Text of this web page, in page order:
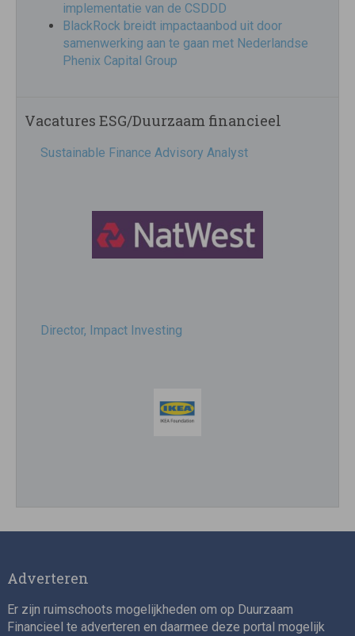
implementatie van de CSDDD
BlackRock breidt impactaanbod uit door
samenwerking aan te gaan met Nederlandse
Phenix Capital Group
Vacatures ESG/Duurzaam financieel
Sustainable Finance Advisory Analyst
Director, Impact Investing
Impact consultant (manager)
Adverteren
Er zijn ruimschoots mogelijkheden om op Duurzaam
Financieel te adverteren en daarmee deze portal mogelijk